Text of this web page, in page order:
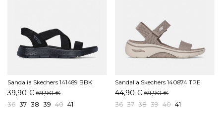
Sandalia Skechers 141489 BBK
Negro
39,90 €69,90 €
36 37 38 39 40 41
Sandalia Skechers 140874 TPE
Taupe
44,90 € 69,90 €
36 37 38 39 40 41